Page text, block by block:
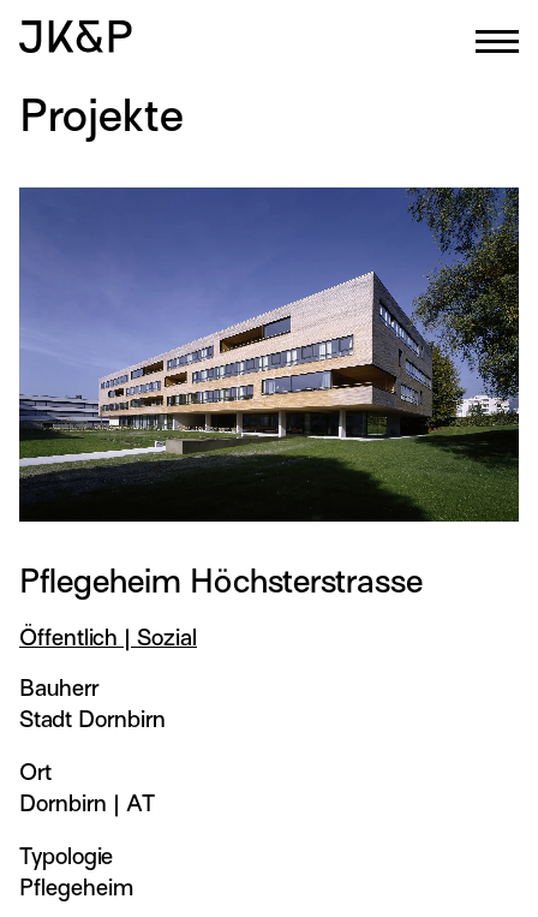
Projekte
Pflegeheim Höchsterstrasse
Öffentlich | Sozial
Bauherr
Stadt Dornbirn
Ort
Dornbirn | AT
Typologie
Pflegeheim